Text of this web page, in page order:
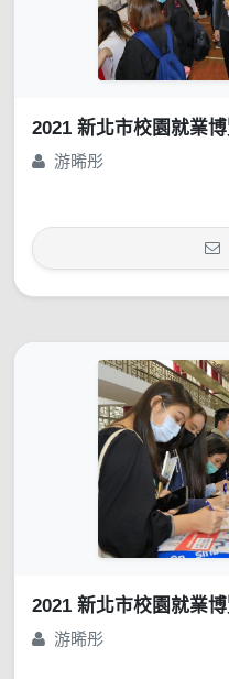
2021 新北市校園就業
游晞彤
2021 新北市校園就業
游晞彤